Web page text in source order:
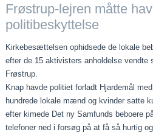
Frøstrup-lejren måtte
politibeskyttelse
Kirkebesættelsen ophidsede de lokale
efter de 15 aktivisters anholdelse vendte
Frøstrup.
Knap havde politiet forladt Hjardemål
hundrede lokale mænd og kvinder satte
efter kimede Det ny Samfunds beboere
telefoner ned i forsøg på at få så hurtig